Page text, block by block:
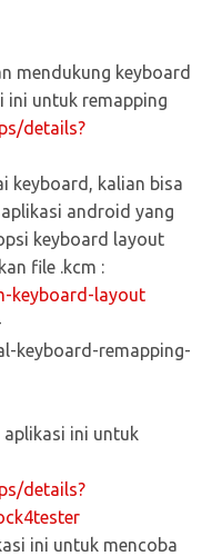
mendukung keyboard
ini untuk remapping
details?
keyboard, kalian bisa
android yang
keyboard layout
file .kcm :
keyboard-layout
keyboard-remapping-
aplikasi ini untuk
details?
ini untuk mencoba